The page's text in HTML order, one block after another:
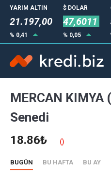
YARIM ALTIN
21.197,00
% 0,41
$ DOLAR
47,6011
% 0,05
MERCAN KIMYA
Senedi
18.86₺ ()
BUGÜN BU HAFTA BU AY